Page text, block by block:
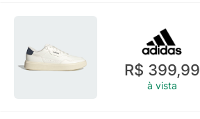
R$ 399,99
à vista